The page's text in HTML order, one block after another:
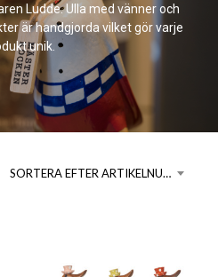
Ludde. Ulla med vänner och
är handgjorda vilket gör varje
unik.
SORTERA EFTER ARTIKELNUMMER